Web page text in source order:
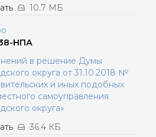
10.7 МБ
НПА
в решение Думы
округа от 31.10.2018 №
и иных подобных
самоуправления
округа»
36.4 КБ